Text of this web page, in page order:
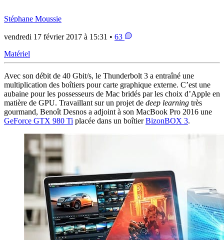
Stéphane Moussie
vendredi 17 février 2017 à 15:31 • 63
Matériel
Avec son débit de 40 Gbit/s, le Thunderbolt 3 a entraîné une
multiplication des boîtiers pour carte graphique externe. C’est une
aubaine pour les possesseurs de Mac bridés par les choix d’Apple en
matière de GPU. Travaillant sur un projet de deep learning très
gourmand, Benoît Desnos a adjoint à son MacBook Pro 2016 une
GeForce GTX 980 Ti placée dans un boîtierBizonBOX 3.